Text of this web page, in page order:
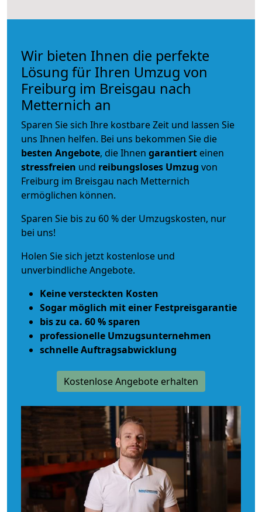
Wir bieten Ihnen die perfekte
Lösung für Ihren Umzug von
Freiburg im Breisgau nach
Metternich an
Sparen Sie sich Ihre kostbare Zeit und lassen Sie
uns Ihnen helfen. Bei uns bekommen Sie die
besten Angebote, die Ihnen garantiert einen
stressfreien und reibungsloses Umzug von
Freiburg im Breisgau nach Metternich
ermöglichen können.
Sparen Sie bis zu 60 % der Umzugskosten, nur
bei uns!
Holen Sie sich jetzt kostenlose und
unverbindliche Angebote.
Keine versteckten Kosten
Sogar möglich mit einer Festpreisgarantie
bis zu ca. 60 % sparen
professionelle Umzugsunternehmen
schnelle Auftragsabwicklung
Kostenlose Angebote erhalten